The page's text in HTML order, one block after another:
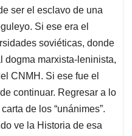
ser el esclavo de una
Si ese era el
soviéticas, donde
dogma marxista-leninista,
CNMH. Si ese fue el
continuar. Regresar a lo
de los “unánimes”.
ve la Historia de esa